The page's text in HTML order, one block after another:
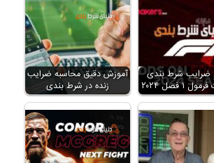
آموزش دقیق محاسبه ضرایب
زنده در شرط بندی
ضرایب شرط بندی
۱ فصل ۲۰۲۴